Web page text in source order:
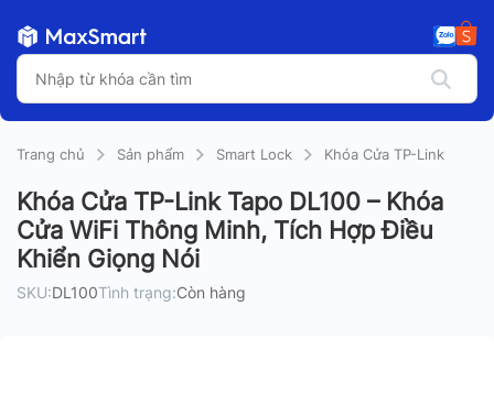
Trang chủ Sản phẩm Smart Lock Khóa Cửa TP-Link
Khóa Cửa TP-Link Tapo DL100 – Khóa
Cửa WiFi Thông Minh, Tích Hợp Điều
Khiển Giọng Nói
SKU:DL100Tình trạng:Còn hàng